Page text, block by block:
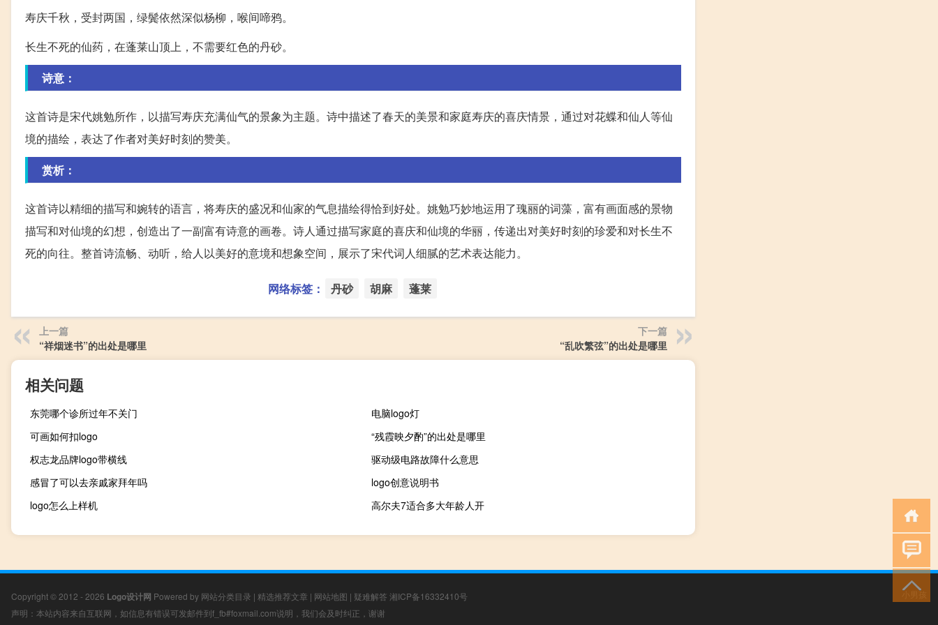
寿庆千秋，受封两国，绿鬓依然深似杨柳，喉间啼鸦。
长生不死的仙药，在蓬莱山顶上，不需要红色的丹砂。
诗意：
这首诗是宋代姚勉所作，以描写寿庆充满仙气的景象为主题。诗中描述了春天的美景和家庭寿庆的喜庆情景，通过对花蝶和仙人等仙
境的描绘，表达了作者对美好时刻的赞美。
赏析：
这首诗以精细的描写和婉转的语言，将寿庆的盛况和仙家的气息描绘得恰到好处。姚勉巧妙地运用了瑰丽的词藻，富有画面感的景物
描写和对仙境的幻想，创造出了一副富有诗意的画卷。诗人通过描写家庭的喜庆和仙境的华丽，传递出对美好时刻的珍爱和对长生不
死的向往。整首诗流畅、动听，给人以美好的意境和想象空间，展示了宋代词人细腻的艺术表达能力。
网络标签： 丹砂 胡麻 蓬莱
上一篇
“祥烟迷书”的出处是哪里
下一篇
“乱吹繁弦”的出处是哪里
相关问题
东莞哪个诊所过年不关门
电脑logo灯
可画如何扣logo
“残霞映夕酌”的出处是哪里
权志龙品牌logo带横线
驱动级电路故障什么意思
感冒了可以去亲戚家拜年吗
logo创意说明书
logo怎么上样机
高尔夫7适合多大年龄人开
Copyright © 2012 - 2026 Logo设计网 Powered by 网站分类目录 | 精选推荐文章 | 网站地图 | 疑难解答 湘ICP备16332410号
声明：本站内容来自互联网，如信息有错误可发邮件到f_fb#foxmail.com说明，我们会及时纠正，谢谢
小男孩